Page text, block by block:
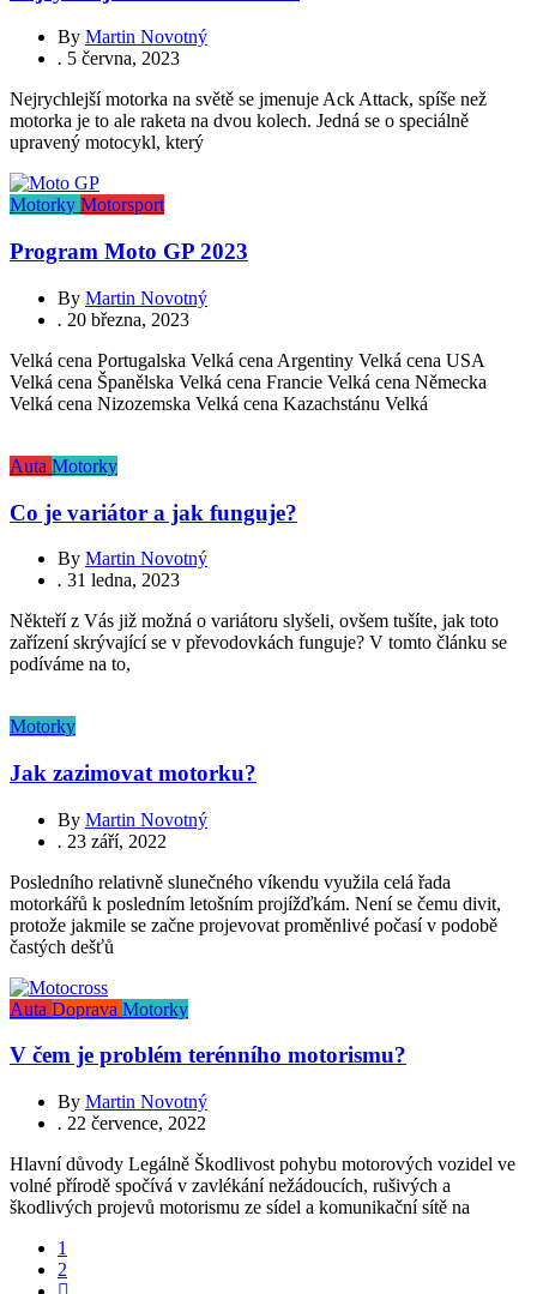
By Martin Novotný
. 5 června, 2023
Nejrychlejší motorka na světě se jmenuje Ack Attack, spíše než
motorka je to ale raketa na dvou kolech. Jedná se o speciálně
upravený motocykl, který
Motorky Motorsport
Program Moto GP 2023
By Martin Novotný
. 20 března, 2023
Velká cena Portugalska Velká cena Argentiny Velká cena USA
Velká cena Španělska Velká cena Francie Velká cena Německa
Velká cena Nizozemska Velká cena Kazachstánu Velká
Auta Motorky
Co je variátor a jak funguje?
By Martin Novotný
. 31 ledna, 2023
Někteří z Vás již možná o variátoru slyšeli, ovšem tušíte, jak toto
zařízení skrývající se v převodovkách funguje? V tomto článku se
podíváme na to,
Motorky
Jak zazimovat motorku?
By Martin Novotný
. 23 září, 2022
Posledního relativně slunečného víkendu využila celá řada
motorkářů k posledním letošním projížďkám. Není se čemu divit,
protože jakmile se začne projevovat proměnlivé počasí v podobě
častých dešťů
Auta Doprava Motorky
V čem je problém terénního motorismu?
By Martin Novotný
. 22 července, 2022
Hlavní důvody Legálně Škodlivost pohybu motorových vozidel ve
volné přírodě spočívá v zavlékání nežádoucích, rušivých a
škodlivých projevů motorismu ze sídel a komunikační sítě na
1
2